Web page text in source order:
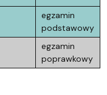
egzamin
podstawowy
egzamin
poprawkowy